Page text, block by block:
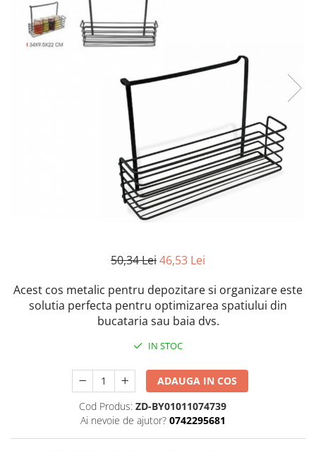
50,34 Lei46,53 Lei
Acest cos metalic pentru depozitare si organizare este
solutia perfecta pentru optimizarea spatiului din
bucataria sau baia dvs.
IN STOC
ADAUGA IN COS
Cod Produs: ZD-BY01011074739
Ai nevoie de ajutor? 0742295681